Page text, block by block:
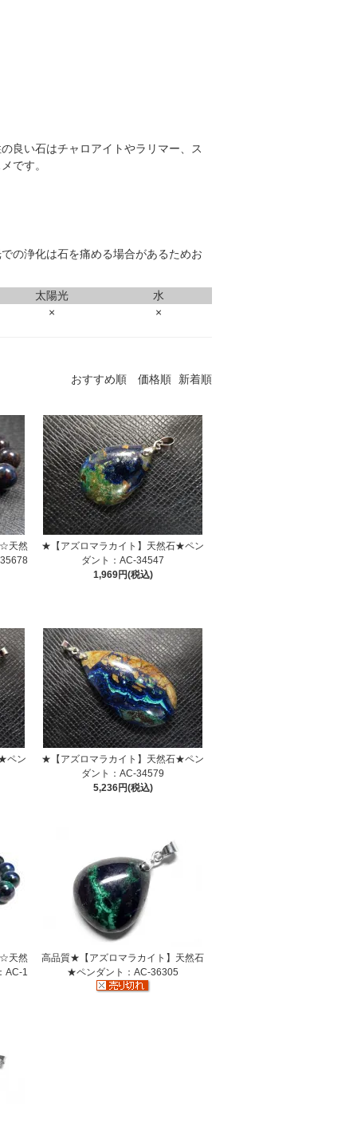
良い石はチャロアイトやラリマー、 ス
です。
の浄化は石を痛める場合があるためお
太陽光
水
× ×
おすすめ順 価格順 新着順
天然
★【アズロマラカイト】天然石★ペン
ダント：AC-34547
1,969円(税込)
ペン
★【アズロマラカイト】天然石★ペン
ダント：AC-34579
5,236円(税込)
天然
AC-1
高品質★【アズロマラカイト】天然石
★ペンダント：AC-36305